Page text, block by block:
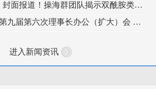
《Science Bulletin》封面报道！操海群团队揭示双酰胺类杀虫剂影响蜜蜂蜂王生殖
中国养蜂学会召开第九届第六次理事长办公（扩大）会 锚定“十五五” 谋划蜂业高质量发展
进入新闻资讯